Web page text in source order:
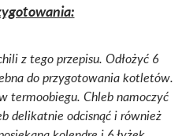
z tego przepisu. Odłożyć 6
do przygotowania kotletów.
termoobiegu. Chleb namoczyć
delikatnie odcisnąć i również